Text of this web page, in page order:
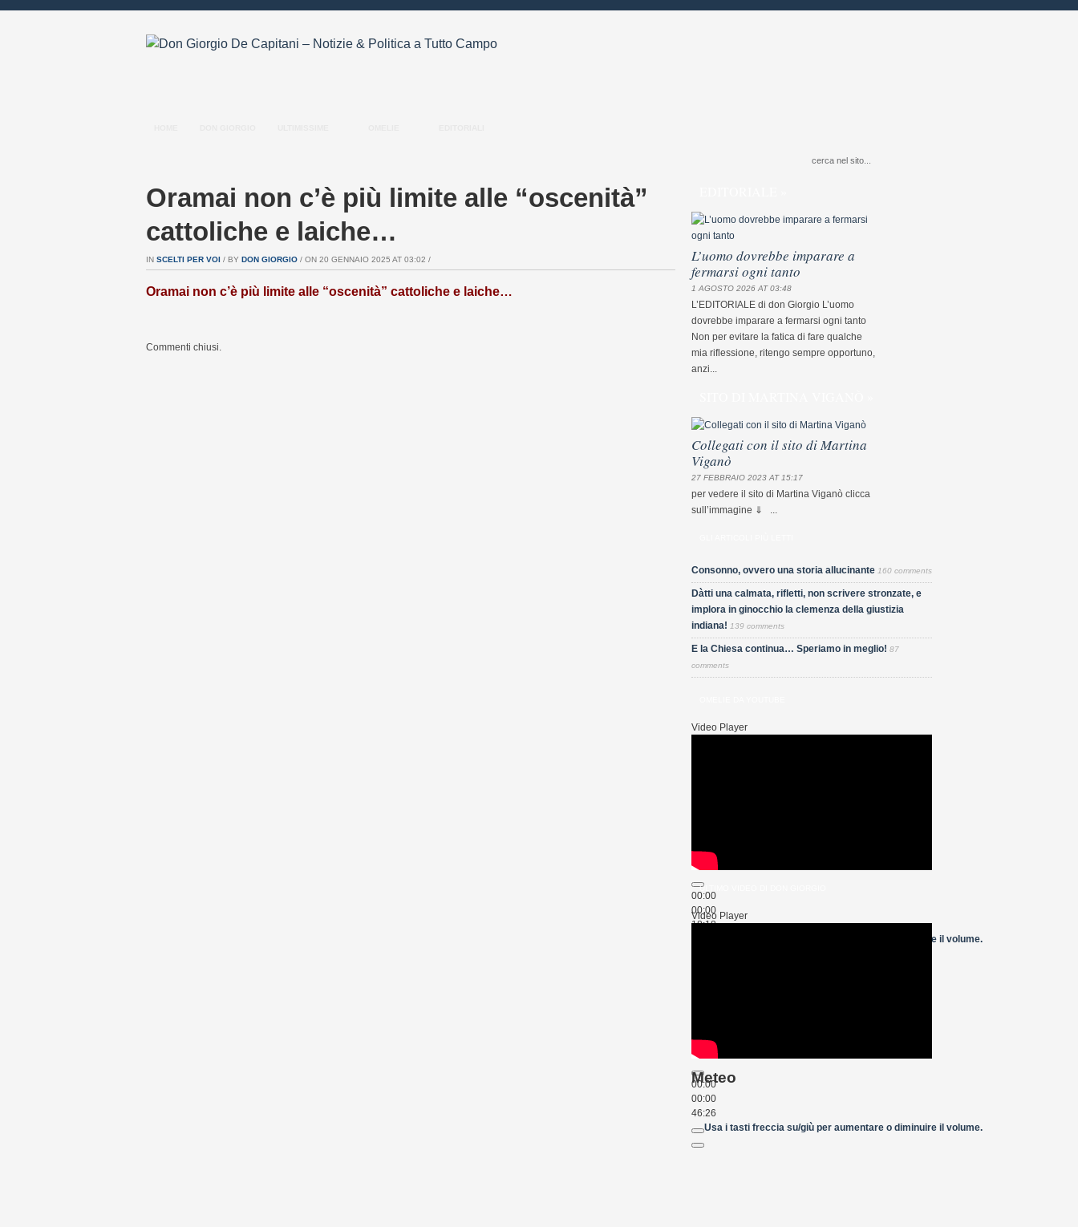
Oramai non c’è più limite alle “oscenità”
cattoliche e laiche…
IN SCELTI PER VOI / BY DON GIORGIO / ON 20 GENNAIO 2025 AT 03:02 /
Oramai non c’è più limite alle “oscenità” cattoliche e laiche…
Commenti chiusi.
L’uomo dovrebbe imparare a
fermarsi ogni tanto
1 AGOSTO 2026 AT 03:48
L’EDITORIALE di don Giorgio L’uomo
dovrebbe imparare a fermarsi ogni tanto
Non per evitare la fatica di fare qualche
mia riflessione, ritengo sempre opportuno,
anzi...
Collegati con il sito di Martina
Viganò
27 FEBBRAIO 2023 AT 15:17
per vedere il sito di Martina Viganò clicca
sull’immagine ⇓ ...
Consonno, ovvero una storia allucinante 160 comments
Dàtti una calmata, rifletti, non scrivere stronzate, e
implora in ginocchio la clemenza della giustizia
indiana! 139 comments
E la Chiesa continua… Speriamo in meglio! 87
comments
Video Player
00:00
00:00
18:18
Usa i tasti freccia su/giù per aumentare o diminuire il volume.
ULTIMO VIDEO DI DON GIORGIO
Video Player
00:00
00:00
46:26
Usa i tasti freccia su/giù per aumentare o diminuire il volume.
Meteo